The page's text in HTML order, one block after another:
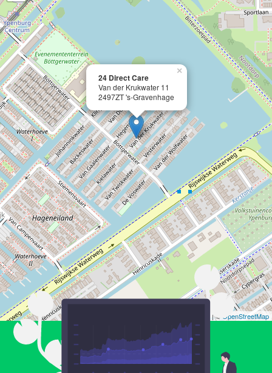
24 Direct Care
Van der Krukwater 11
2497ZT 's-Gravenhage
×
| © OpenStreetMap